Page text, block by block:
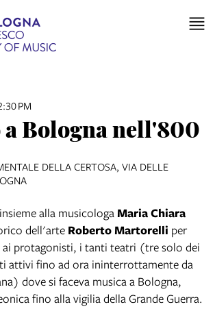
PM
Bologna nell'800
DELLA CERTOSA, VIA DELLE
alla musicologa Maria Chiara
dell'arte Roberto Martorelli per
ai protagonisti, i tanti teatri (tre solo dei
attivi fino ad ora ininterrottamente da
dove si faceva musica a Bologna,
fino alla vigilia della Grande Guerra.